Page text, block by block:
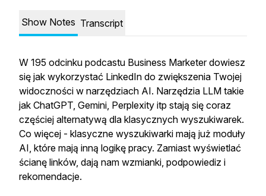
Show Notes Transcript
W 195 odcinku podcastu Business Marketer dowiesz
się jak wykorzystać LinkedIn do zwiększenia Twojej
widoczności w narzędziach AI. Narzędzia LLM takie
jak ChatGPT, Gemini, Perplexity itp stają się coraz
częściej alternatywą dla klasycznych wyszukiwarek.
Co więcej - klasyczne wyszukiwarki mają już moduły
AI, które mają inną logikę pracy. Zamiast wyświetlać
ścianę linków, dają nam wzmianki, podpowiediz i
rekomendacje.